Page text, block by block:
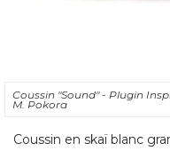
Coussin "Sound" - Plugin
M. Pokora
Coussin en skaï blanc